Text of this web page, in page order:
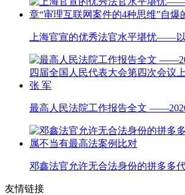
上海官宣的优秀法官水平堪忧——
最高人民法院工作报告全文
邓鑫法官允许无合法身份的拼多多
友情链接